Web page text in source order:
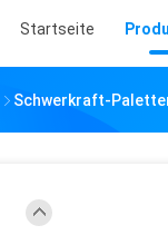
Startseite
Schwerkraft-